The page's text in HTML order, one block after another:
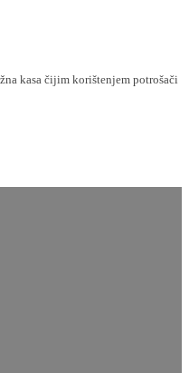
kasa čijim korištenjem potrošači